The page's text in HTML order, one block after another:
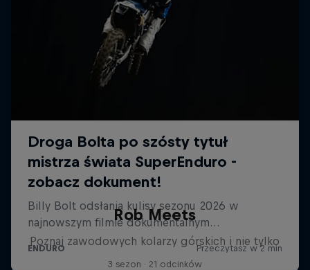
Rob Meets
Poznaj zawodowych kolarzy górskich i nie tylko
3 sezon · 21 odcinków